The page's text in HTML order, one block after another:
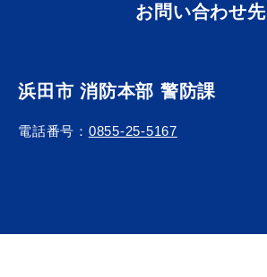
お問い合わせ先
浜田市 消防本部 警防課
電話番号： 0855-25-5167